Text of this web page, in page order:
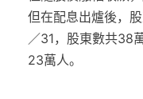
但在配息出爐後，
／31，股東數共38
23萬人。